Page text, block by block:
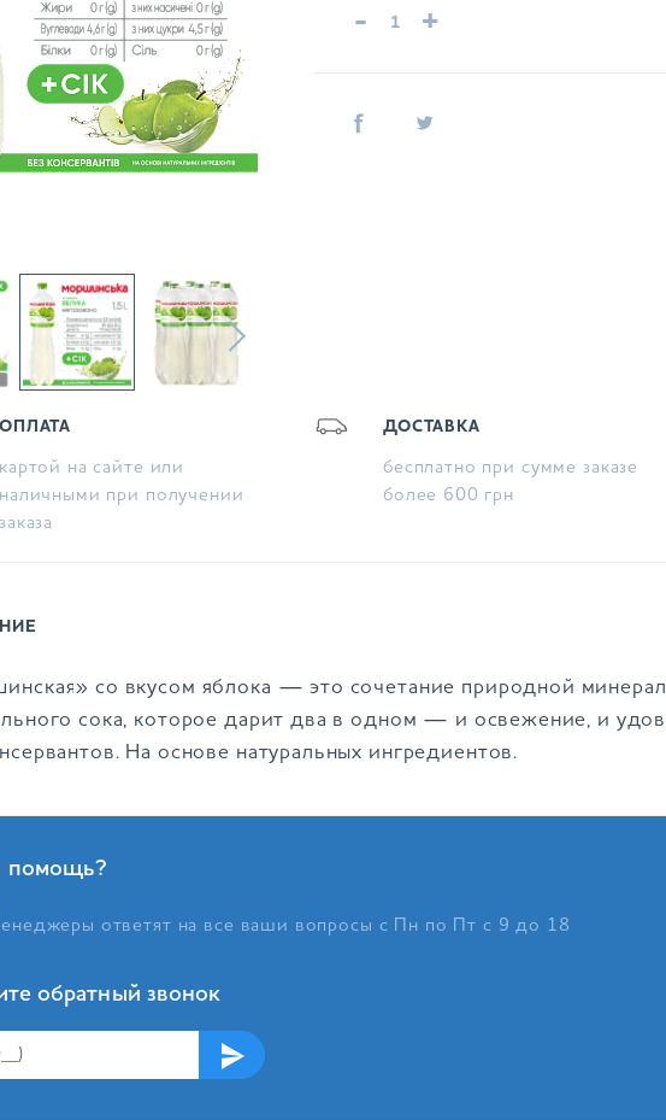
- +
ОПЛАТА
картой на сайте или
наличными при получении
заказа
ДОСТАВКА
бесплатно при сумме заказе
более 600 грн
со вкусом яблока — это сочетание природной
сока, которое дарит два в одном — и освежение, и
На основе натуральных ингредиентов.
помощь?
ответят на все ваши вопросы с Пн по Пт с 9 до 18
обратный звонок